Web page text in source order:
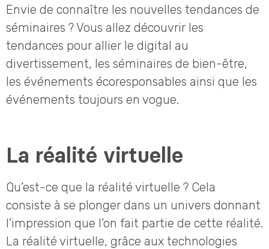
Envie de connaître les nouvelles tendances de
séminaires ? Vous allez découvrir les
tendances pour allier le digital au
divertissement, les séminaires de bien-être,
les événements écoresponsables ainsi que les
événements toujours en vogue.
La réalité virtuelle
Qu’est-ce que la réalité virtuelle ? Cela
consiste à se plonger dans un univers donnant
l’impression que l’on fait partie de cette réalité.
La réalité virtuelle, grâce aux technologies